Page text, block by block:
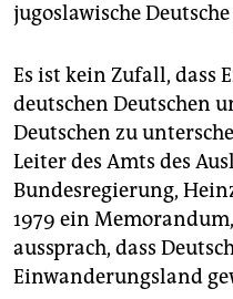
jugoslawische Deutsche
Es ist kein Zufall, dass
deutschen Deutschen
Deutschen zu
Leiter des Amts des
Bundesregierung,
1979 ein
aussprach, dass
Einwanderungsland